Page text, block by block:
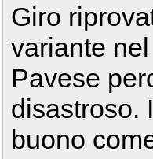
Giro
variante
Pavese
disastroso.
buono